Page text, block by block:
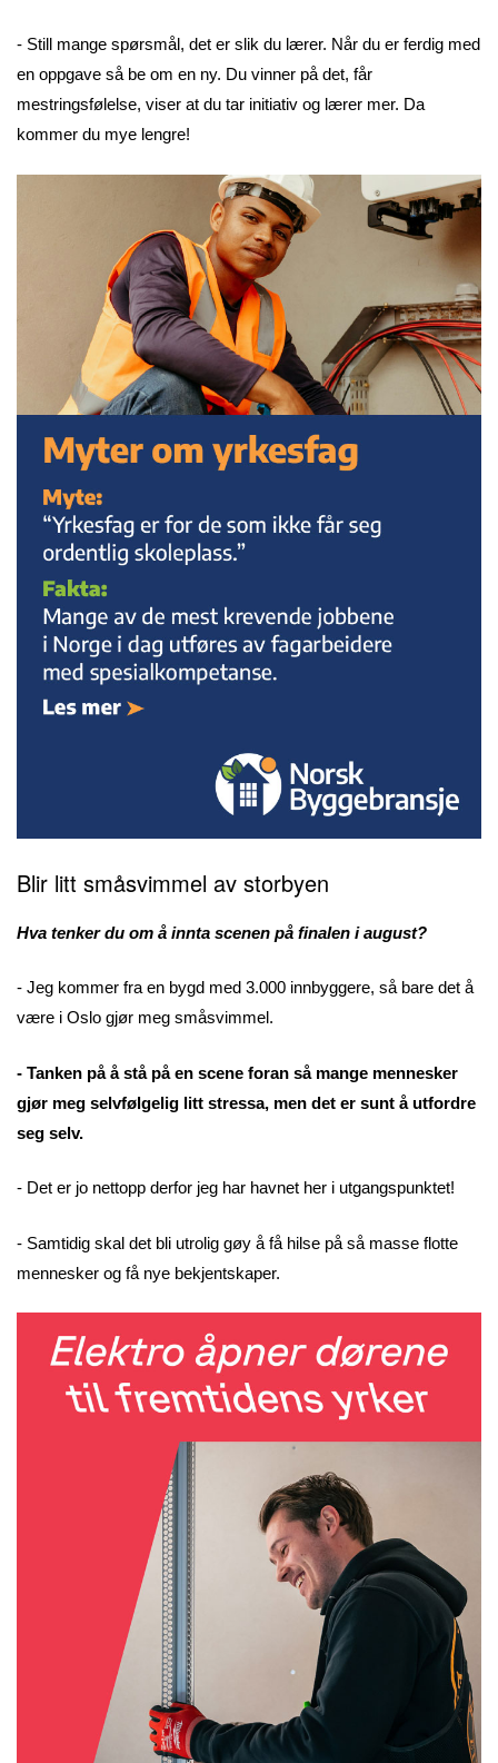
- Still mange spørsmål, det er slik du lærer. Når du er ferdig med
en oppgave så be om en ny. Du vinner på det, får
mestringsfølelse, viser at du tar initiativ og lærer mer. Da
kommer du mye lengre!
Blir litt småsvimmel av storbyen
Hva tenker du om å innta scenen på finalen i august?
- Jeg kommer fra en bygd med 3.000 innbyggere, så bare det å
være i Oslo gjør meg småsvimmel.
- Tanken på å stå på en scene foran så mange mennesker
gjør meg selvfølgelig litt stressa, men det er sunt å utfordre
seg selv.
- Det er jo nettopp derfor jeg har havnet her i utgangspunktet!
- Samtidig skal det bli utrolig gøy å få hilse på så masse flotte
mennesker og få nye bekjentskaper.